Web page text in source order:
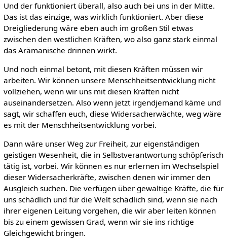
Und der funktioniert überall, also auch bei uns in der Mitte.
Das ist das einzige, was wirklich funktioniert. Aber diese
Dreigliederung wäre eben auch im großen Stil etwas
zwischen den westlichen Kräften, wo also ganz stark einmal
das Arämanische drinnen wirkt.
Und noch einmal betont, mit diesen Kräften müssen wir
arbeiten. Wir können unsere Menschheitsentwicklung nicht
vollziehen, wenn wir uns mit diesen Kräften nicht
auseinandersetzen. Also wenn jetzt irgendjemand käme und
sagt, wir schaffen euch, diese Widersacherwächte, weg wäre
es mit der Menschheitsentwicklung vorbei.
Dann wäre unser Weg zur Freiheit, zur eigenständigen
geistigen Wesenheit, die in Selbstverantwortung schöpferisch
tätig ist, vorbei. Wir können es nur erlernen im Wechselspiel
dieser Widersacherkräfte, zwischen denen wir immer den
Ausgleich suchen. Die verfügen über gewaltige Kräfte, die für
uns schädlich und für die Welt schädlich sind, wenn sie nach
ihrer eigenen Leitung vorgehen, die wir aber leiten können
bis zu einem gewissen Grad, wenn wir sie ins richtige
Gleichgewicht bringen.